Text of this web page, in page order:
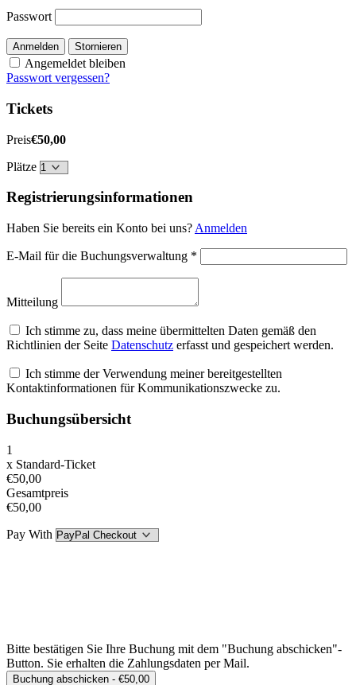
Passwort
Anmelden Stornieren
Angemeldet bleiben
Passwort vergessen?
Tickets
Preis€50,00
Plätze
Registrierungsinformationen
Haben Sie bereits ein Konto bei uns? Anmelden
E-Mail für die Buchungsverwaltung *
Mitteilung
Ich stimme zu, dass meine übermittelten Daten gemäß den
Richtlinien der Seite Datenschutz erfasst und gespeichert werden.
Ich stimme der Verwendung meiner bereitgestellten
Kontaktinformationen für Kommunikationszwecke zu.
Buchungsübersicht
1
x Standard-Ticket
€50,00
Gesamtpreis
€50,00
Pay With
Bitte bestätigen Sie Ihre Buchung mit dem "Buchung abschicken"-
Button. Sie erhalten die Zahlungsdaten per Mail.